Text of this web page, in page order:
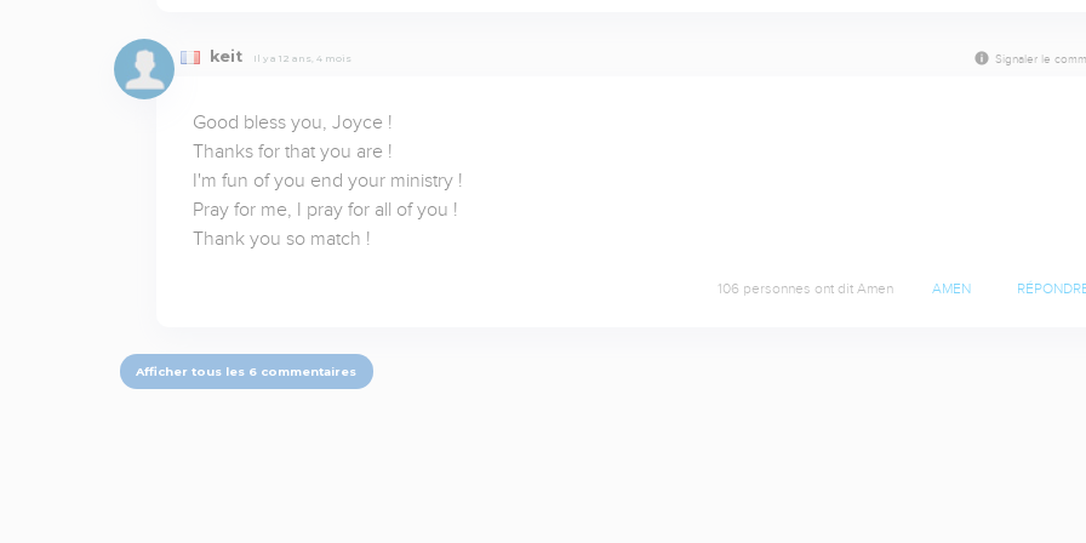
keit Il y a 12 ans, 4 mois Signaler le
Good bless you, Joyce !
Thanks for that you are !
I'm fun of you end your ministry !
Pray for me, I pray for all of you !
Thank you so match !
106 personnes ont dit Amen AMEN
Afficher tous les 6 commentaires